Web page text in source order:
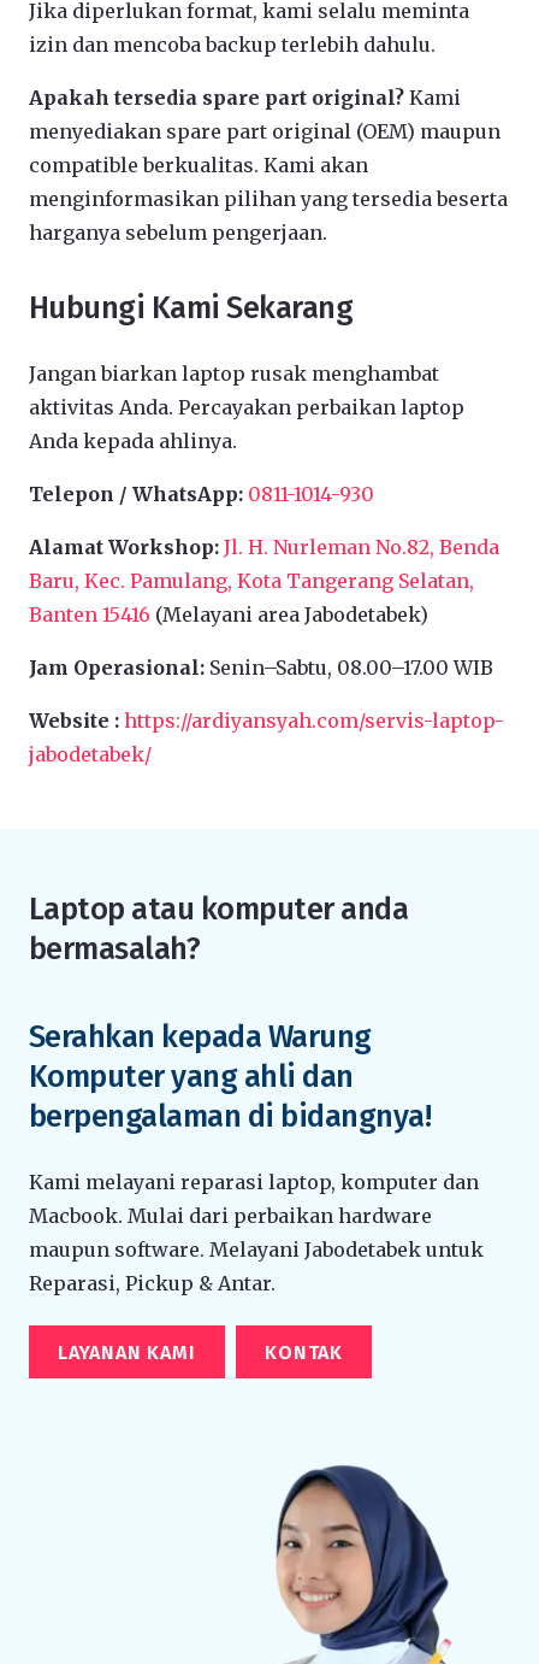
Jika diperlukan format, kami selalu meminta
izin dan mencoba backup terlebih dahulu.
Apakah tersedia spare part original? Kami
menyediakan spare part original (OEM) maupun
compatible berkualitas. Kami akan
menginformasikan pilihan yang tersedia beserta
harganya sebelum pengerjaan.
Hubungi Kami Sekarang
Jangan biarkan laptop rusak menghambat
aktivitas Anda. Percayakan perbaikan laptop
Anda kepada ahlinya.
Telepon / WhatsApp: 0811-1014-930
Alamat Workshop: Jl. H. Nurleman No.82, Benda
Baru, Kec. Pamulang, Kota Tangerang Selatan,
Banten 15416 (Melayani area Jabodetabek)
Jam Operasional: Senin–Sabtu, 08.00–17.00 WIB
Website : https://ardiyansyah.com/servis-laptop-
jabodetabek/
Laptop atau komputer anda
bermasalah?
Serahkan kepada Warung
Komputer yang ahli dan
berpengalaman di bidangnya!
Kami melayani reparasi laptop, komputer dan
Macbook. Mulai dari perbaikan hardware
maupun software. Melayani Jabodetabek untuk
Reparasi, Pickup & Antar.
LAYANAN KAMI KONTAK